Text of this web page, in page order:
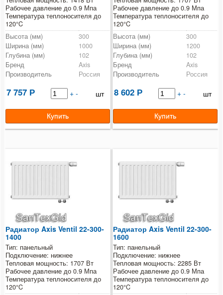
Рабочее давление до 0.9 Мпа
Температура теплоносителя до
120°C
Высота (мм)
300
Ширина (мм)
1000
Глубина (мм)
102
Бренд
Axis
Производитель
Россия
7 757 Р + - шт
Рабочее давление до 0.9 Мпа
Температура теплоносителя до
120°C
Высота (мм)
300
Ширина (мм)
1200
Глубина (мм)
102
Бренд
Axis
Производитель
Россия
8 602 Р + - шт
Радиатор Axis Ventil 22-300-
1400
Тип: панельный
Подключение: нижнее
Тепловая мощность: 1707 Вт
Рабочее давление до 0.9 Мпа
Температура теплоносителя до
120°C
Радиатор Axis Ventil 22-300-
1600
Тип: панельный
Подключение: нижнее
Тепловая мощность: 2285 Вт
Рабочее давление до 0.9 Мпа
Температура теплоносителя до
120°C